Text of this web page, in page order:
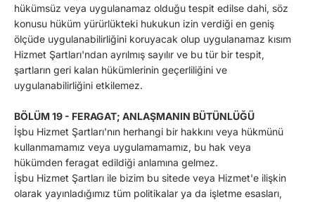
hükümsüz veya uygulanamaz olduğu tespit edilse dahi, söz
konusu hüküm yürürlükteki hukukun izin verdiği en geniş
ölçüde uygulanabilirliğini koruyacak olup uygulanamaz kısım
Hizmet Şartları'ndan ayrılmış sayılır ve bu tür bir tespit,
şartların geri kalan hükümlerinin geçerliliğini ve
uygulanabilirliğini etkilemez.
BÖLÜM 19 - FERAGAT; ANLAŞMANIN BÜTÜNLÜĞÜ
İşbu Hizmet Şartları'nın herhangi bir hakkını veya hükmünü
kullanmamamız veya uygulamamamız, bu hak veya
hükümden feragat edildiği anlamına gelmez.
İşbu Hizmet Şartları ile bizim bu sitede veya Hizmet'e ilişkin
olarak yayınladığımız tüm politikalar ya da işletme esasları,